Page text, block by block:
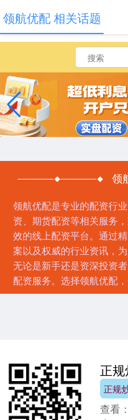
领
领航优配是专业的配资行
资、期货配资等相关服务
效的线上配资平台。通过
案以及权威的行业资讯，
无论是新手还是资深投资
配资服务。选择领航优配
领航优配 相关话题
正规
查看：